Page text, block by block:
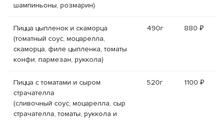
шампиньоны, розмарин)
Пицца цыпленок и скаморца
(томатный соус, моцарелла,
скаморца, филе цыпленка, томаты
конфи, пармезан, руккола)
490г 880 ₽
Пицца с томатами и сыром
страчателла
(сливочный соус, моцарелла, сыр
страчателла, томаты, руккола и
520г 1100 ₽